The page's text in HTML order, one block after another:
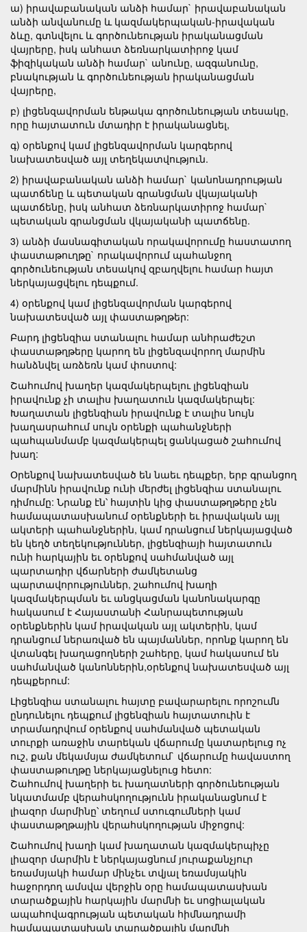
ա) իրավաբանական անձի համար` իրավաբանական
անձի անվանումը և կազմակերպական-իրավական
ձևը, գտնվելու և գործունեության իրականացման
վայրերը, իսկ անհատ ձեռնարկատիրոջ կամ
ֆիզիկական անձի համար` անունը, ազգանունը,
բնակության և գործունեության իրականացման
վայրերը,
բ) լիցենզավորման ենթակա գործունեության տեսակը,
որը հայտատուն մտադիր է իրականացնել,
գ) օրենքով կամ լիցենզավորման կարգերով
նախատեսված այլ տեղեկատվություն.
2) իրավաբանական անձի համար` կանոնադրության
պատճենը և պետական գրանցման վկայականի
պատճենը, իսկ անհատ ձեռնարկատիրոջ համար`
պետական գրանցման վկայականի պատճենը.
3) անձի մասնագիտական որակավորումը հաստատող
փաստաթուղթը` որակավորում պահանջող
գործունեության տեսակով զբաղվելու համար հայտ
ներկայացվելու դեպքում.
4) օրենքով կամ լիցենզավորման կարգերով
նախատեսված այլ փաստաթղթեր:
Բարդ լիցենզիա ստանալու համար անհրաժեշտ
փաստաթղթերը կարող են լիցենզավորող մարմին
հանձնվել առձեռն կամ փոստով:
Շահումով խաղեր կազմակերպելու լիցենզիան
իրավունք չի տալիս խաղատուն կազմակերպել:
Խաղատան լիցենզիան իրավունք է տալիս նույն
խաղասրահում սույն օրենքի պահանջների
պահպանմամբ կազմակերպել ցանկացած շահումով
խաղ:
Օրենքով նախատեսված են նաեւ դեպքեր, երբ գրանցող
մարմինն իրավունք ունի մերժել լիցենզիա ստանալու
դիմումը: Նրանք էն՝ հայտին կից փաստաթղթերը չեն
համապատասխանում օրենքների եւ իրավական այլ
ակտերի պահանջներին, կամ դրանցում ներկայացված
են կեղծ տեղեկություններ, լիցենզիայի հայտատուն
ունի հարկային եւ օրենքով սահմանված այլ
պարտադիր վճարների ժամկետանց
պարտավորություններ, շահումով խաղի
կազմակերպման եւ անցկացման կանոնակարգը
հակասում է Հայաստանի Հանրապետության
օրենքներին կամ իրավական այլ ակտերին, կամ
դրանցում ներառված են պայմաններ, որոնք կարող են
վտանգել խաղացողների շահերը, կամ հակասում են
սահմանված կանոններին,օրենքով նախատեսված այլ
դեպքերում:
Լիցենզիա ստանալու հայտը բավարարելու որոշումն
ընդունելու դեպքում լիցենզիան հայտատուին է
տրամադրվում օրենքով սահմանված պետական
տուրքի առաջին տարեկան վճարումը կատարելուց ոչ
ուշ, քան մեկամսյա ժամկետում` վճարումը հավաստող
փաստաթուղթը ներկայացնելուց հետո:
Շահումով խաղերի եւ խաղատների գործունեության
նկատմամբ վերահսկողությունն իրականացնում է
լիազոր մարմինը՝ տեղում ստուգումների կամ
փաստաթղթային վերահսկողության միջոցով:
Շահումով խաղի կամ խաղատան կազմակերպիչը
լիազոր մարմին է ներկայացնում յուրաքանչյուր
եռամսյակի համար մինչեւ տվյալ եռամսյակին
հաջորդող ամսվա վերջին օրը համապատասխան
տարածքային հարկային մարմնի եւ սոցիալական
ապահովագրության պետական հիմնադրամի
համապատասխան տարածքային մարմնի